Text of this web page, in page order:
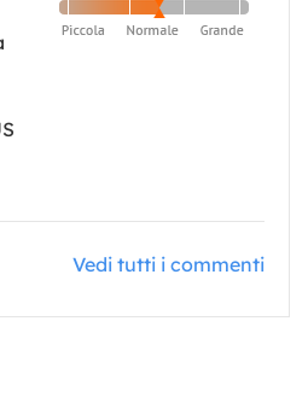
Vedi tutti i commenti